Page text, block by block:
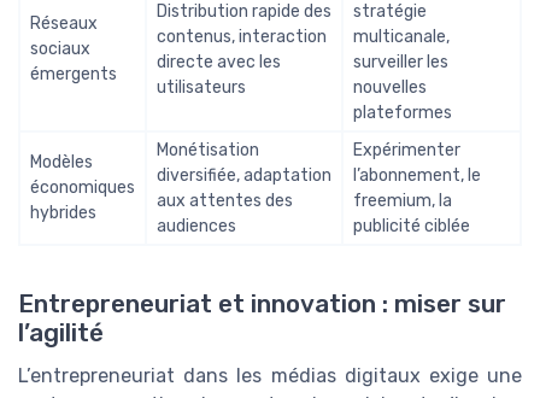
Réseaux
sociaux
émergents
Distribution rapide des
contenus, interaction
directe avec les
utilisateurs
stratégie
multicanale,
surveiller les
nouvelles
plateformes
Modèles
économiques
hybrides
Monétisation
diversifiée, adaptation
aux attentes des
audiences
Expérimenter
l’abonnement, le
freemium, la
publicité ciblée
Entrepreneuriat et innovation : miser sur
l’agilité
L’entrepreneuriat dans les médias digitaux exige une